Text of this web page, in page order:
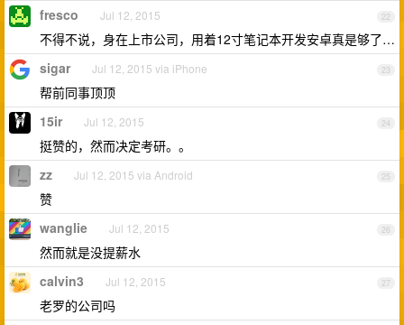
22
fresco Jul 12, 2015
不得不说，身在上市公司，用着12寸笔记本开发安卓真是够了…
23
sigar Jul 12, 2015 via iPhone
帮前同事顶顶
24
15ir Jul 12, 2015
挺赞的，然而决定考研。。
25
zz Jul 12, 2015 via Android
赞
26
wanglie Jul 12, 2015
然而就是没提薪水
27
calvin3 Jul 12, 2015
老罗的公司吗